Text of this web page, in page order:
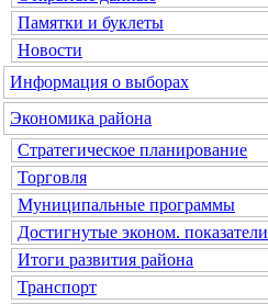
Памятки и буклеты
Новости
Информация о выборах
Экономика района
Стратегическое планирование
Торговля
Муниципальные программы
Достигнутые эконом. показатели
Итоги развития района
Транспорт